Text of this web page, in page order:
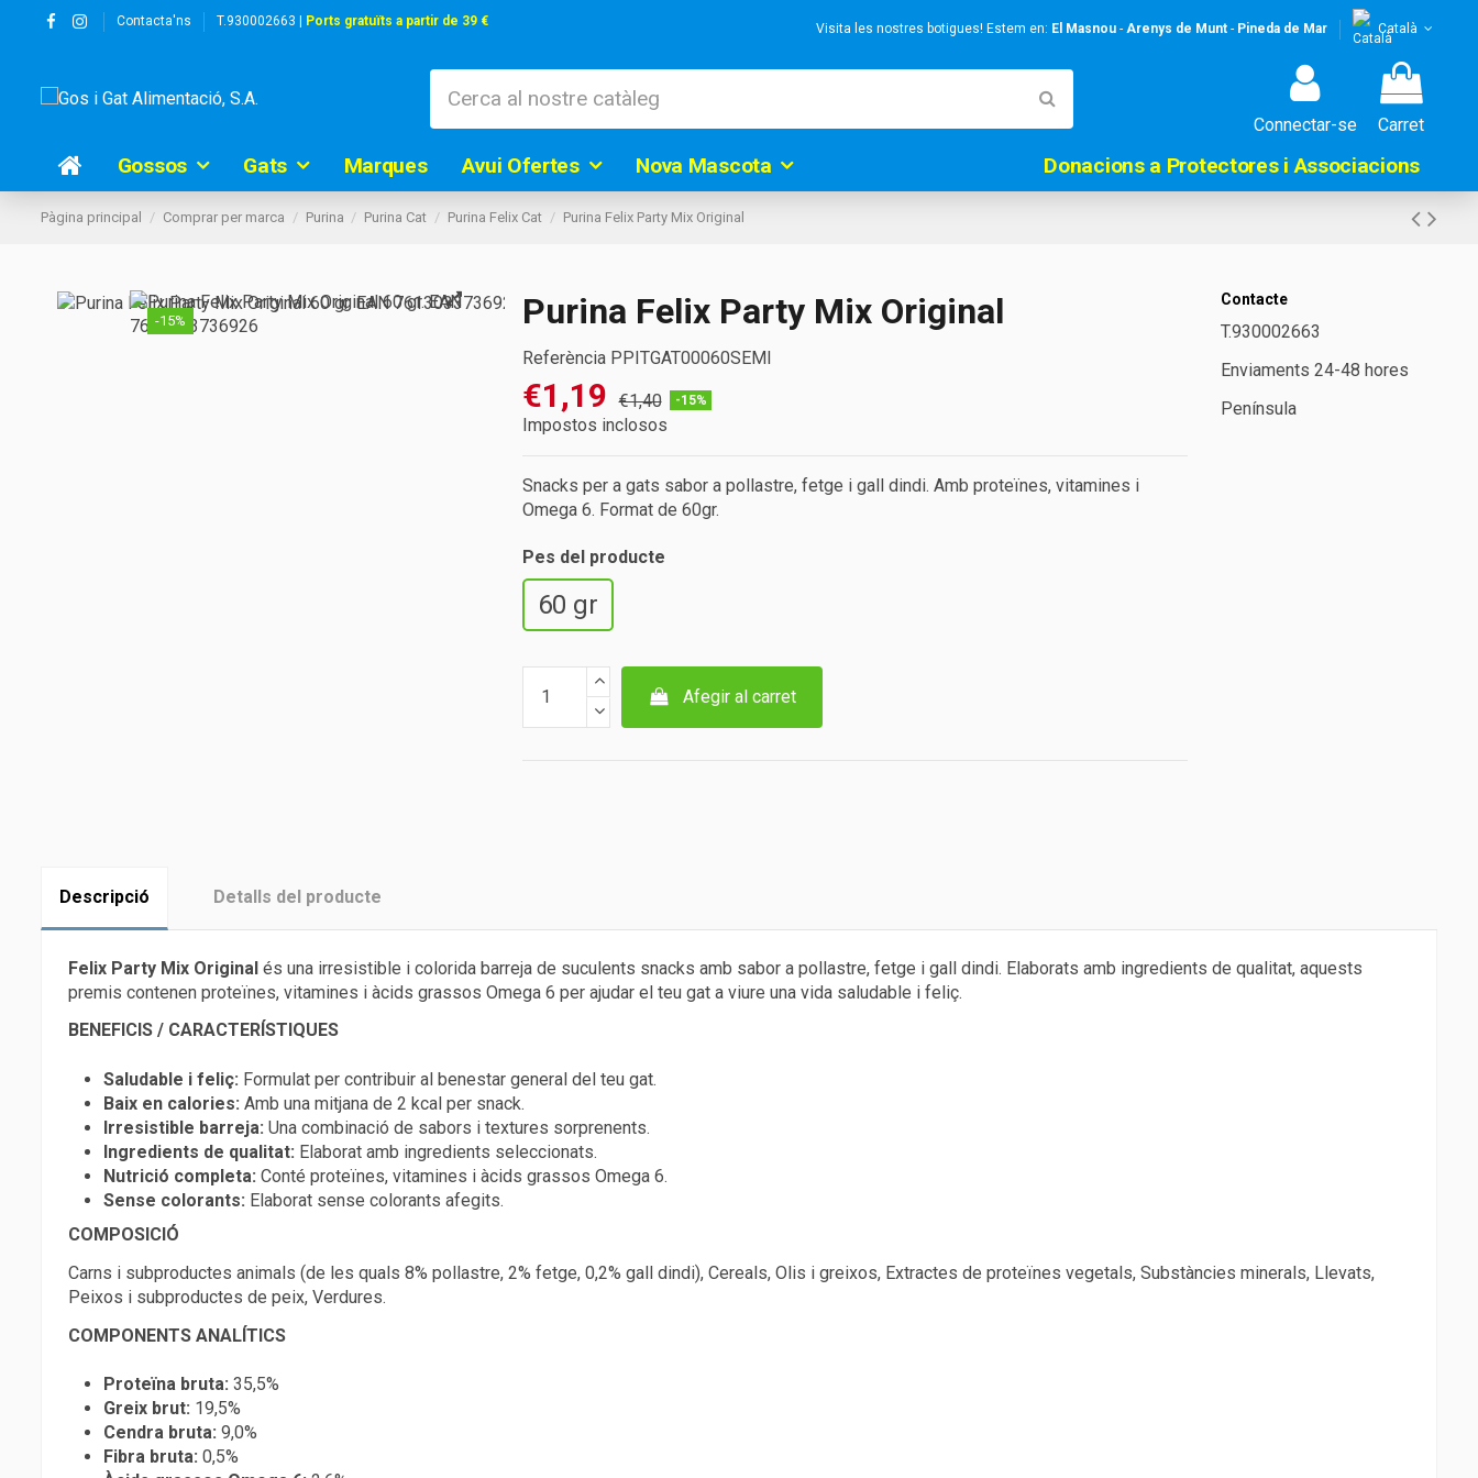
Contacta'ns T.930002663 | Ports gratuïts a partir de 39 €
Visita les nostres botigues! Estem en: El Masnou- Arenys de Munt- Pineda de Mar Català
Connectar-se Carret
Gossos Gats Marques Avui Ofertes Nova Mascota Donacions a Protectores i Associacions
Pàgina principal Comprar per marca Purina Purina Cat Purina Felix Cat Purina Felix Party Mix Original
-15% Purina Felix Party Mix Original
Referència PPITGAT00060SEMI
€1,19 €1,40 -15%
Impostos inclosos
Snacks per a gats sabor a pollastre, fetge i gall dindi. Amb proteïnes, vitamines i
Omega 6. Format de 60gr.
Pes del producte
60 gr
Afegir al carret
Contacte
T.930002663
Enviaments 24-48 hores
Península
Descripció Detalls del producte
Felix Party Mix Original és una irresistible i colorida barreja de suculents snacks amb sabor a pollastre, fetge i gall dindi. Elaborats amb ingredients de qualitat, aquests
premis contenen proteïnes, vitamines i àcids grassos Omega 6 per ajudar el teu gat a viure una vida saludable i feliç.
BENEFICIS / CARACTERÍSTIQUES
Saludable i feliç: Formulat per contribuir al benestar general del teu gat.
Baix en calories: Amb una mitjana de 2 kcal per snack.
Irresistible barreja: Una combinació de sabors i textures sorprenents.
Ingredients de qualitat: Elaborat amb ingredients seleccionats.
Nutrició completa: Conté proteïnes, vitamines i àcids grassos Omega 6.
Sense colorants: Elaborat sense colorants afegits.
COMPOSICIÓ
Carns i subproductes animals (de les quals 8% pollastre, 2% fetge, 0,2% gall dindi), Cereals, Olis i greixos, Extractes de proteïnes vegetals, Substàncies minerals, Llevats,
Peixos i subproductes de peix, Verdures.
COMPONENTS ANALÍTICS
Proteïna bruta: 35,5%
Greix brut: 19,5%
Cendra bruta: 9,0%
Fibra bruta: 0,5%